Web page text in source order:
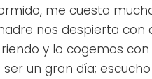
me cuesta
nos despierta con
y lo cogemos
ser un gran día;